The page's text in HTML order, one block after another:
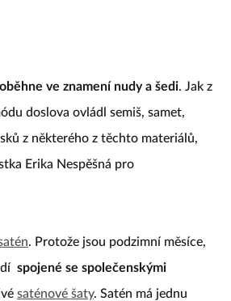
ve znamení nudy a šedi. Jak z
doslova ovládl semiš, samet,
z některého z těchto materiálů,
Erika Nespěšná pro
. Protože jsou podzimní měsíce,
spojené se společenskými
saténové šaty. Satén má jednu